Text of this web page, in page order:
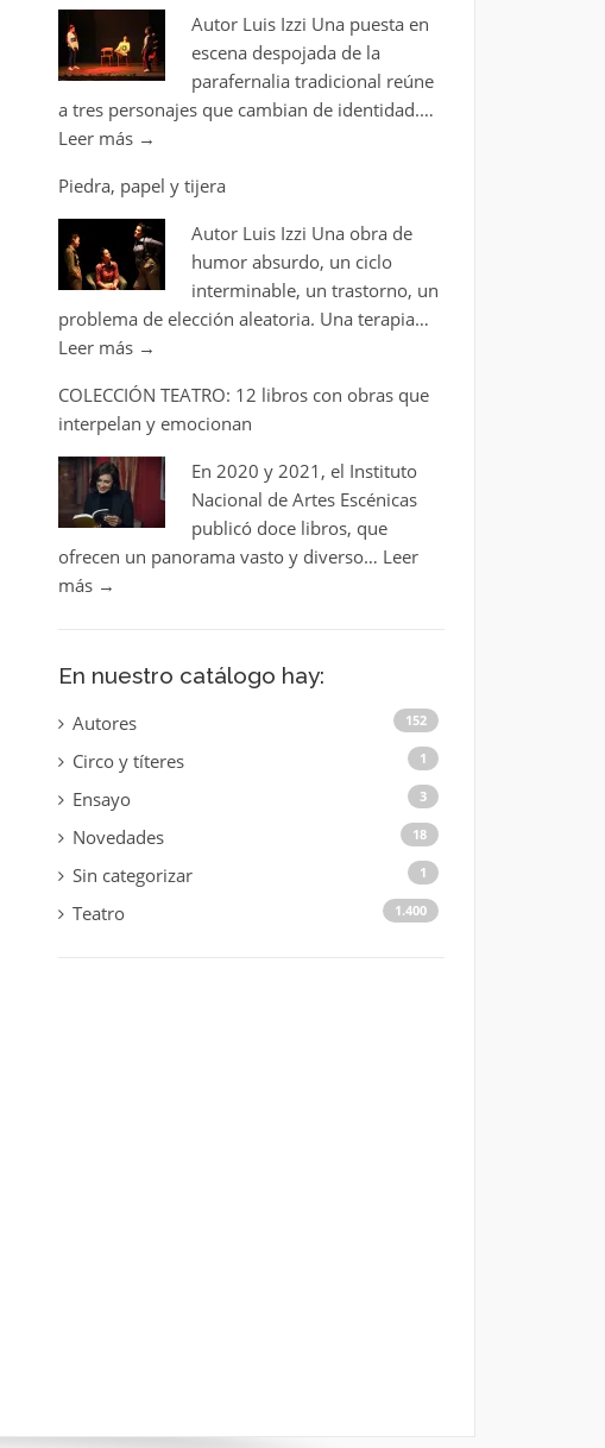
Autor Luis Izzi Una puesta en
escena despojada de la
parafernalia tradicional reúne
a tres personajes que cambian de identidad.…
Leer más →
Piedra, papel y tijera
Autor Luis Izzi Una obra de
humor absurdo, un ciclo
interminable, un trastorno, un
problema de elección aleatoria. Una terapia…
Leer más →
COLECCIÓN TEATRO: 12 libros con obras que
interpelan y emocionan
En 2020 y 2021, el Instituto
Nacional de Artes Escénicas
publicó doce libros, que
ofrecen un panorama vasto y diverso… Leer
más →
En nuestro catálogo hay:
Autores 152
Circo y títeres 1
Ensayo 3
Novedades 18
Sin categorizar 1
Teatro 1.400